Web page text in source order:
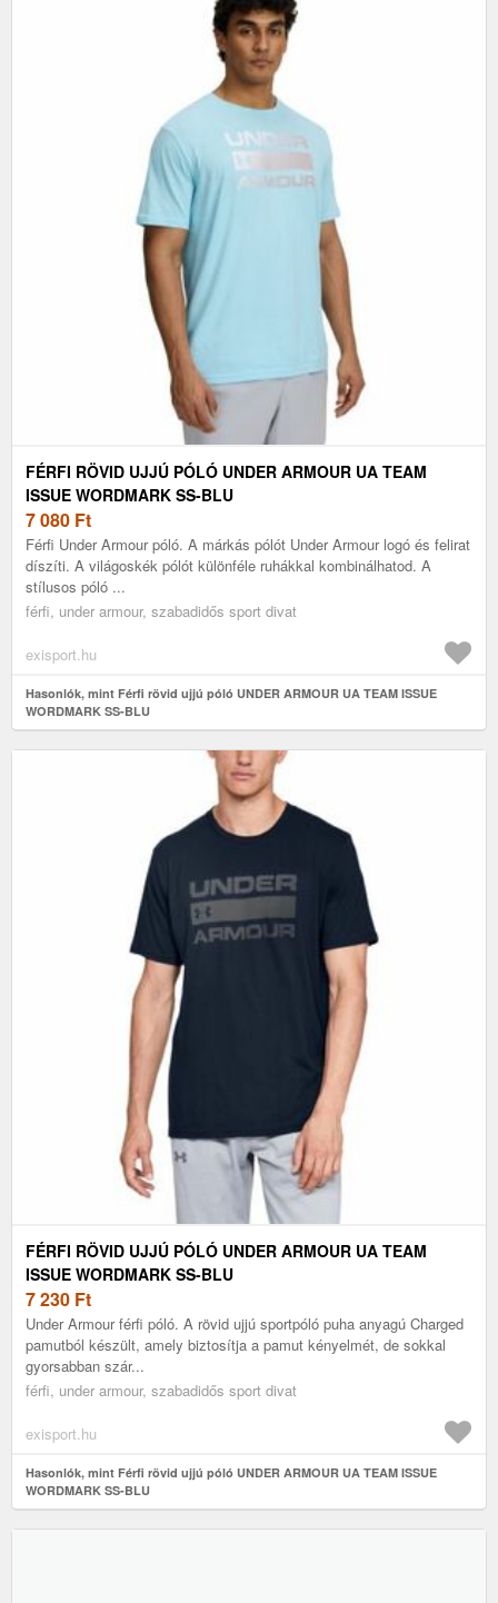
FÉRFI RÖVID UJJÚ PÓLÓ UNDER ARMOUR UA TEAM
ISSUE WORDMARK SS-BLU
7 080 Ft
Férfi Under Armour póló. A márkás pólót Under Armour logó és felirat
díszíti. A világoskék pólót különféle ruhákkal kombinálhatod. A
stílusos póló ...
férfi, under armour, szabadidős sport divat
exisport.hu
Hasonlók, mint Férfi rövid ujjú póló UNDER ARMOUR UA TEAM ISSUE
WORDMARK SS-BLU
FÉRFI RÖVID UJJÚ PÓLÓ UNDER ARMOUR UA TEAM
ISSUE WORDMARK SS-BLU
7 230 Ft
Under Armour férfi póló. A rövid ujjú sportpóló puha anyagú Charged
pamutból készült, amely biztosítja a pamut kényelmét, de sokkal
gyorsabban szár...
férfi, under armour, szabadidős sport divat
exisport.hu
Hasonlók, mint Férfi rövid ujjú póló UNDER ARMOUR UA TEAM ISSUE
WORDMARK SS-BLU